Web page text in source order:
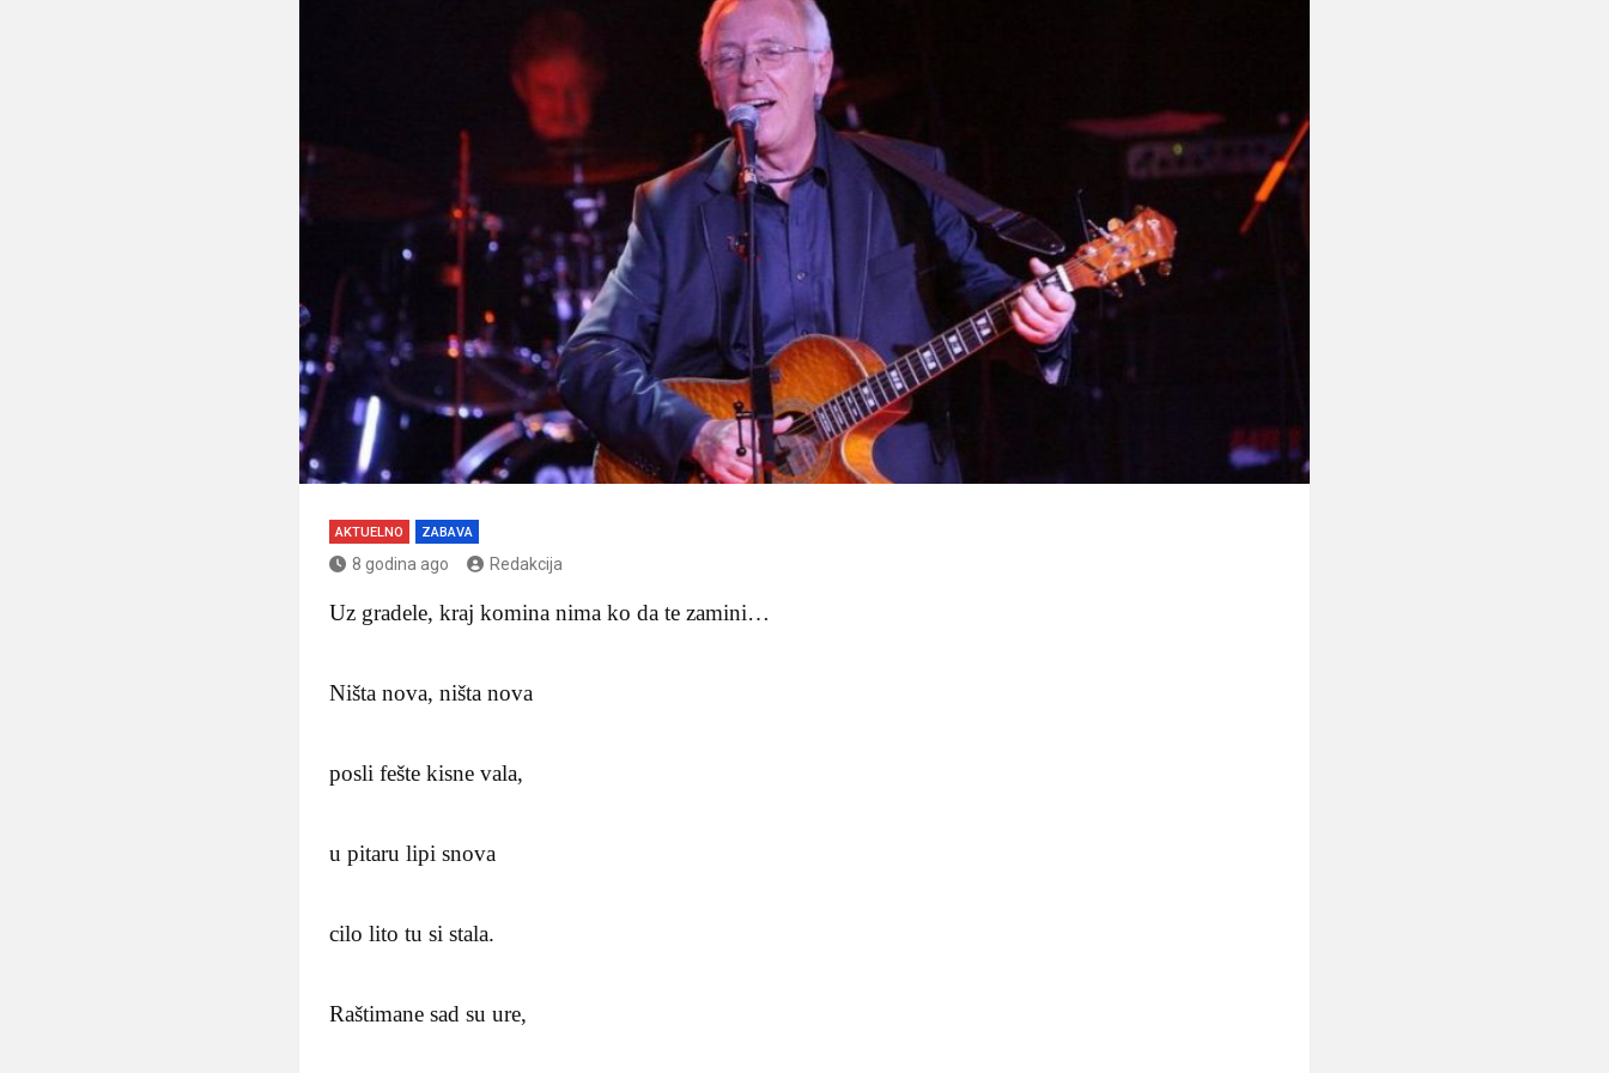
AKTUELNO ZABAVA
8 godina ago Redakcija
Uz gradele, kraj komina nima ko da te zamini…
Ništa nova, ništa nova
posli fešte kisne vala,
u pitaru lipi snova
cilo lito tu si stala.
Raštimane sad su ure,